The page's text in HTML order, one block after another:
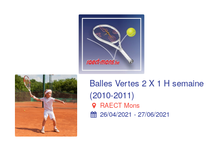
Balles Vertes 2 X 1 H semaine
(2010-2011)
RAECT Mons
26/04/2021 - 27/06/2021